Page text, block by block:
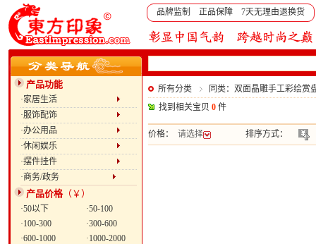
品牌监制 正品保障 7天无理由退换货
产品功能
·家居生活
·服饰配饰
·办公用品
·休闲娱乐
·摆件挂件
·商务/政务
产品价格（￥）
·50以下
·50-100
·100-300
·300-600
·600-1000
·1000-2000
所有分类
同类：双面晶雕手工彩绘赏
找到相关宝贝 0 件
价格： 请选择 排序方式：